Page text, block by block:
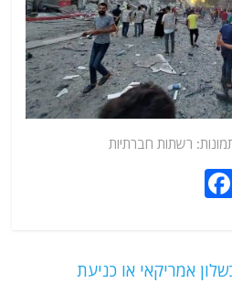
רשתות חברתיות
e
אמריקאי או כניעת